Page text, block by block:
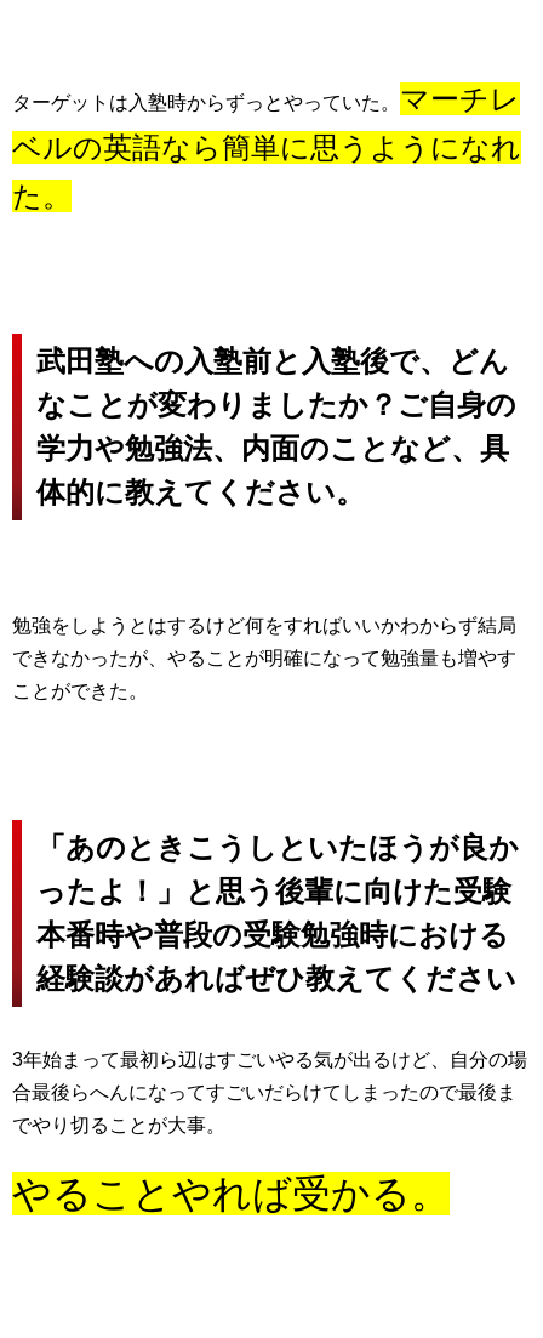
ターゲットは入塾時からずっとやっていた。 マーチレ
ベルの英語なら簡単に思うようになれ
た。
武田塾への入塾前と入塾後で、どん
なことが変わりましたか？ご自身の
学力や勉強法、内面のことなど、具
体的に教えてください。
勉強をしようとはするけど何をすればいいかわからず結局
できなかったが、やることが明確になって勉強量も増やす
ことができた。
「あのときこうしといたほうが良か
ったよ！」と思う後輩に向けた受験
本番時や普段の受験勉強時における
経験談があればぜひ教えてください
3年始まって最初ら辺はすごいやる気が出るけど、自分の場
合最後らへんになってすごいだらけてしまったので最後ま
でやり切ることが大事。
やることやれば受かる。